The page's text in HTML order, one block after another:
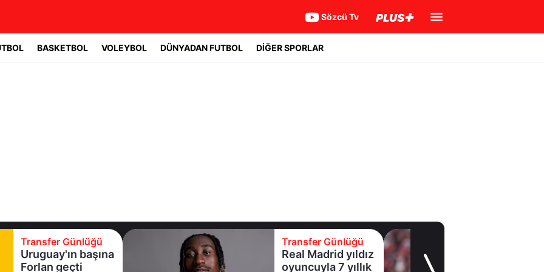
Sözcü Tv
BASKETBOL VOLEYBOL DÜNYADAN FUTBOL DİĞER SPORLAR
Transfer Günlüğü
Real Madrid yıldız
oyuncuyla 7 yıllık